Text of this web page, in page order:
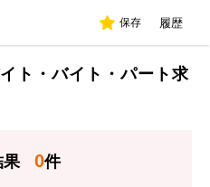
保存 履歴
ト・バイト・パート求
果 0件